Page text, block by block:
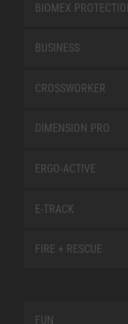
BIOMEX
BUSINESS
CROSSWORKER
DIMENSION PRO
ERGO-ACTIVE
E-TRACK
FIRE + RESCUE
FUN